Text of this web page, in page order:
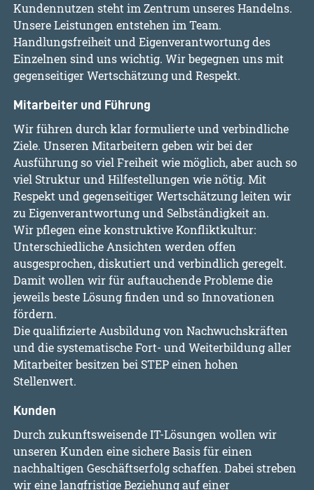
Kundennutzen steht im Zentrum unseres Handelns.
Unsere Leistungen entstehen im Team.
Handlungsfreiheit und Eigenverantwortung des
Einzelnen sind uns wichtig. Wir begegnen uns mit
gegenseitiger Wertschätzung und Respekt.
Mitarbeiter und Führung
Wir führen durch klar formulierte und verbindliche
Ziele. Unseren Mitarbeitern geben wir bei der
Ausführung so viel Freiheit wie möglich, aber auch so
viel Struktur und Hilfestellungen wie nötig. Mit
Respekt und gegenseitiger Wertschätzung leiten wir
zu Eigenverantwortung und Selbständigkeit an.
Wir pflegen eine konstruktive Konfliktkultur:
Unterschiedliche Ansichten werden offen
ausgesprochen, diskutiert und verbindlich geregelt.
Damit wollen wir für auftauchende Probleme die
jeweils beste Lösung finden und so Innovationen
fördern.
Die qualifizierte Ausbildung von Nachwuchskräften
und die systematische Fort- und Weiterbildung aller
Mitarbeiter besitzen bei STEP einen hohen
Stellenwert.
Kunden
Durch zukunftsweisende IT-Lösungen wollen wir
unseren Kunden eine sichere Basis für einen
nachhaltigen Geschäftserfolg schaffen. Dabei streben
wir eine langfristige Beziehung auf einer